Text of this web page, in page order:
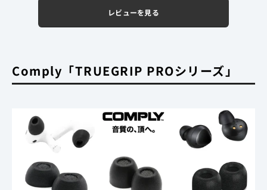
レビューを見る
Comply「TRUEGRIP PROシリーズ」